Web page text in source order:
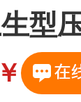
型
￥